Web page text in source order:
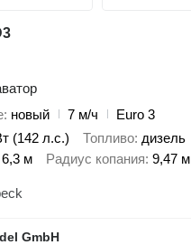
новый 7 м/ч
Euro 3
(142 л.с.) Топливо дизель
6,3 м Радиус копания 9,47 м
GmbH